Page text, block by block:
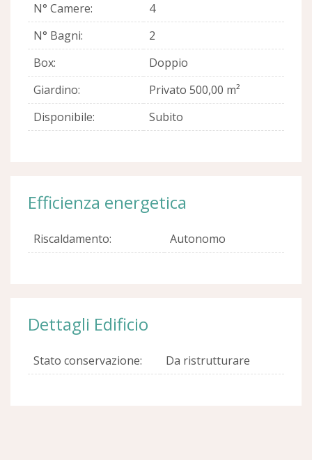
N° Camere:
4
N° Bagni:
2
Box:
Doppio
Giardino:
Privato 500,00 m²
Disponibile:
Subito
Efficienza energetica
Riscaldamento: Autonomo
Dettagli Edificio
Stato conservazione: Da ristrutturare